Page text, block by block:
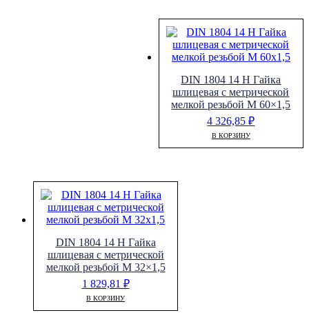
DIN 1804 14 H Гайка
шлицевая с метрической
мелкой резьбой M 60×1,5
4 326,85₽
В КОРЗИНУ
DIN 1804 14 H Гайка
шлицевая с метрической
мелкой резьбой M 32×1,5
1 829,81 ₽
В КОРЗИНУ